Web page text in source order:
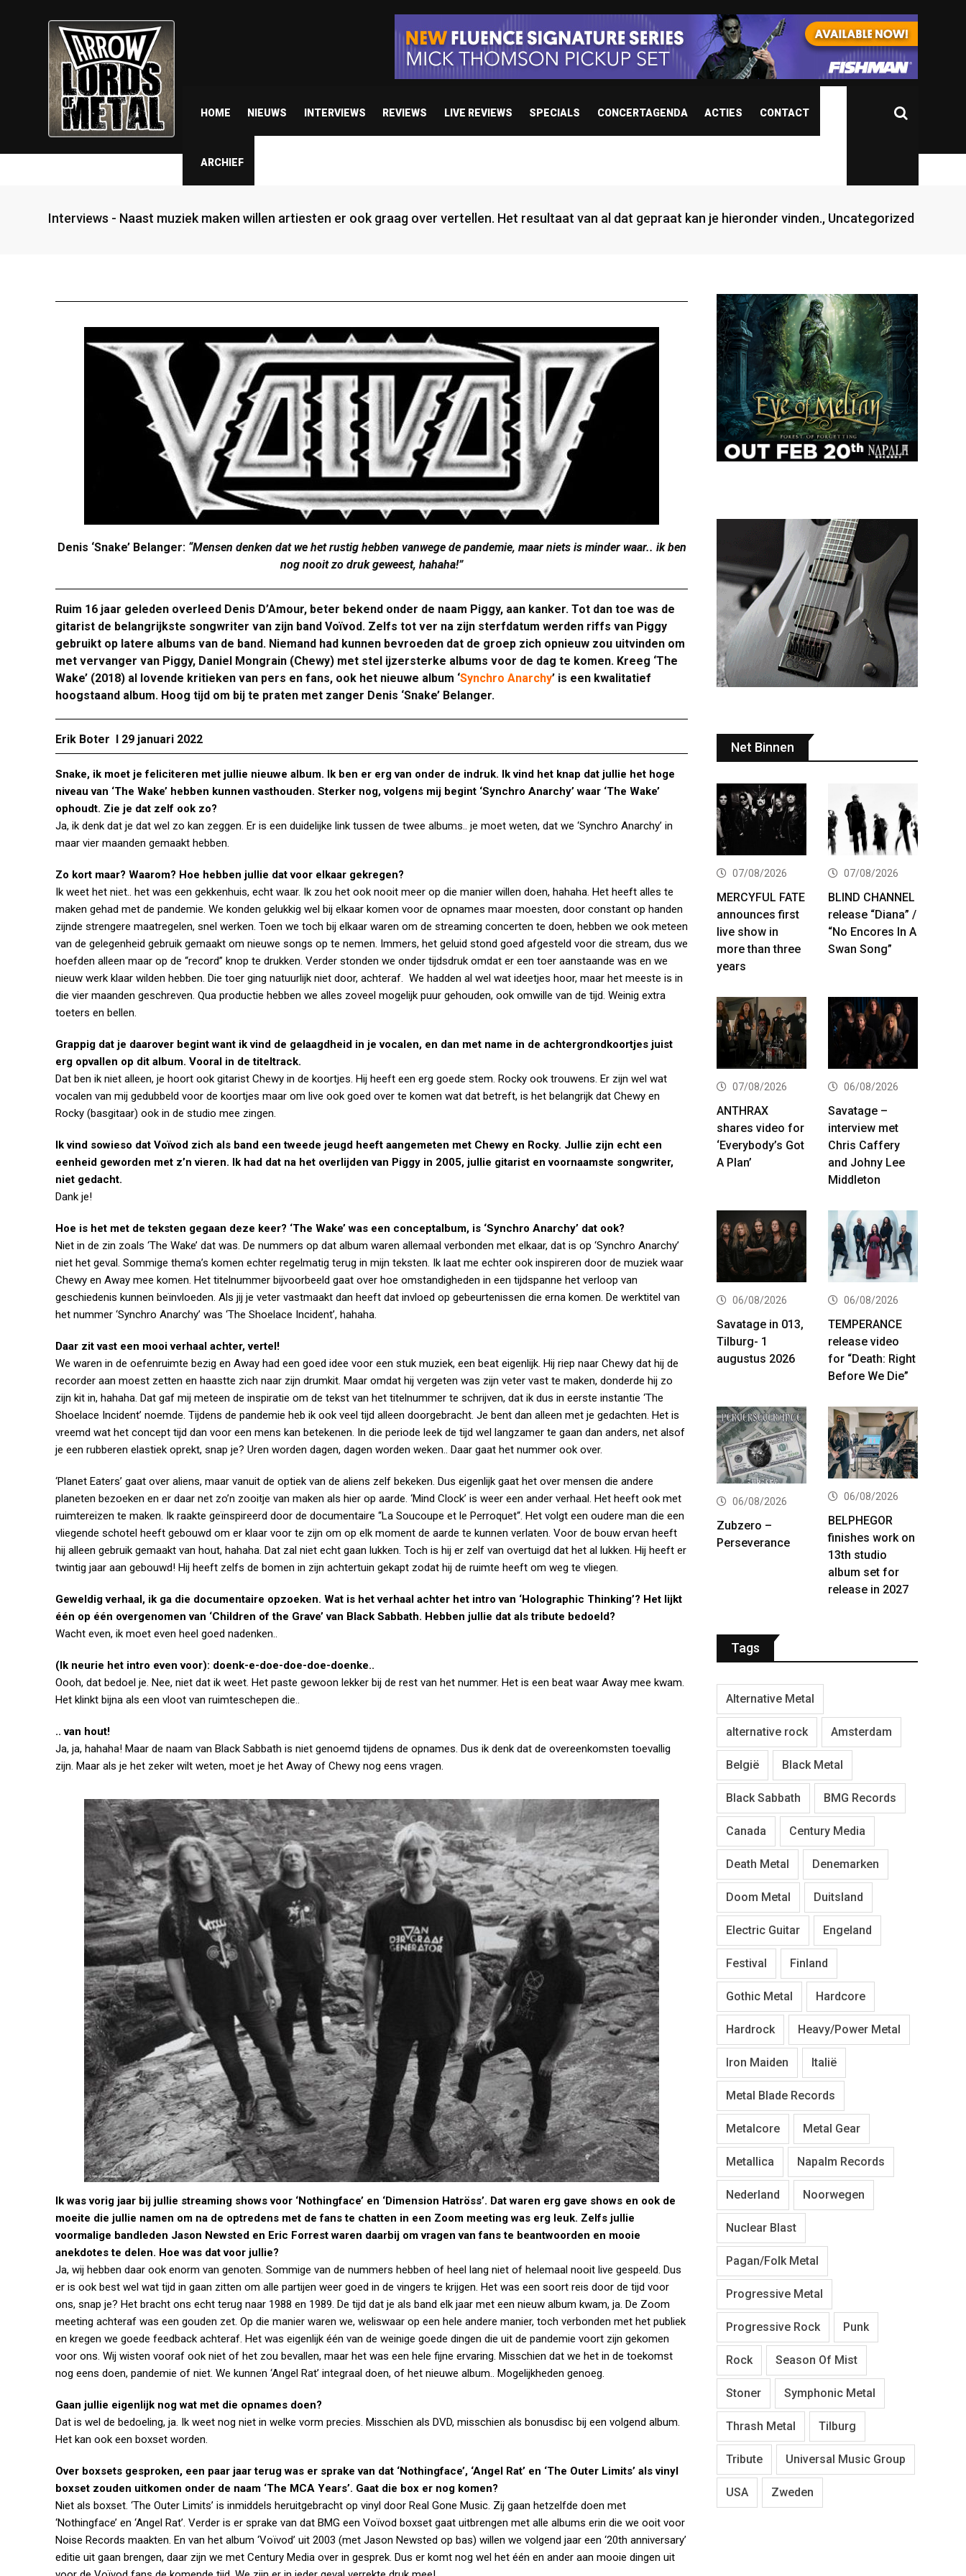
HOME NIEUWS INTERVIEWS REVIEWS LIVE REVIEWS SPECIALS CONCERTAGENDA ACTIES CONTACT
ARCHIEF
Interviews - Naast muziek maken willen artiesten er ook graag over vertellen. Het resultaat van al dat gepraat kan je hieronder vinden., Uncategorized
Denis ‘Snake’ Belanger:“Mensen denken dat we het rustig hebben vanwege de pandemie, maar niets is minder waar.. ik ben
nog nooit zo druk geweest, hahaha!”
Ruim 16 jaar geleden overleed Denis D’Amour, beter bekend onder de naam Piggy, aan kanker. Tot dan toe was de
gitarist de belangrijkste songwriter van zijn band Voïvod. Zelfs tot ver na zijn sterfdatum werden riffs van Piggy
gebruikt op latere albums van de band. Niemand had kunnen bevroeden dat de groep zich opnieuw zou uitvinden om
met vervanger van Piggy, Daniel Mongrain (Chewy) met stel ijzersterke albums voor de dag te komen. Kreeg ‘The
Wake’ (2018) al lovende kritieken van pers en fans, ook het nieuwe album ‘Synchro Anarchy’ is een kwalitatief
hoogstaand album. Hoog tijd om bij te praten met zanger Denis ‘Snake’ Belanger.
Erik Boter Ι 29 januari 2022
Snake, ik moet je feliciteren met jullie nieuwe album. Ik ben er erg van onder de indruk. Ik vind het knap dat jullie het hoge
niveau van ‘The Wake’ hebben kunnen vasthouden. Sterker nog, volgens mij begint ‘Synchro Anarchy’ waar ‘The Wake’
ophoudt. Zie je dat zelf ook zo?
Ja, ik denk dat je dat wel zo kan zeggen. Er is een duidelijke link tussen de twee albums.. je moet weten, dat we ‘Synchro Anarchy’ in
maar vier maanden gemaakt hebben.
Zo kort maar? Waarom? Hoe hebben jullie dat voor elkaar gekregen?
Ik weet het niet.. het was een gekkenhuis, echt waar. Ik zou het ook nooit meer op die manier willen doen, hahaha. Het heeft alles te
maken gehad met de pandemie. We konden gelukkig wel bij elkaar komen voor de opnames maar moesten, door constant op handen
zijnde strengere maatregelen, snel werken. Toen we toch bij elkaar waren om de streaming concerten te doen, hebben we ook meteen
van de gelegenheid gebruik gemaakt om nieuwe songs op te nemen. Immers, het geluid stond goed afgesteld voor die stream, dus we
hoefden alleen maar op de “record” knop te drukken. Verder stonden we onder tijdsdruk omdat er een toer aanstaande was en we
nieuw werk klaar wilden hebben. Die toer ging natuurlijk niet door, achteraf. We hadden al wel wat ideetjes hoor, maar het meeste is in
die vier maanden geschreven. Qua productie hebben we alles zoveel mogelijk puur gehouden, ook omwille van de tijd. Weinig extra
toeters en bellen.
Grappig dat je daarover begint want ik vind de gelaagdheid in je vocalen, en dan met name in de achtergrondkoortjes juist
erg opvallen op dit album. Vooral in de titeltrack.
Dat ben ik niet alleen, je hoort ook gitarist Chewy in de koortjes. Hij heeft een erg goede stem. Rocky ook trouwens. Er zijn wel wat
vocalen van mij gedubbeld voor de koortjes maar om live ook goed over te komen wat dat betreft, is het belangrijk dat Chewy en
Rocky (basgitaar) ook in de studio mee zingen.
Ik vind sowieso dat Voïvod zich als band een tweede jeugd heeft aangemeten met Chewy en Rocky. Jullie zijn echt een
eenheid geworden met z’n vieren. Ik had dat na het overlijden van Piggy in 2005, jullie gitarist en voornaamste songwriter,
niet gedacht.
Dank je!
Hoe is het met de teksten gegaan deze keer? ‘The Wake’ was een conceptalbum, is ‘Synchro Anarchy’ dat ook?
Niet in de zin zoals ‘The Wake’ dat was. De nummers op dat album waren allemaal verbonden met elkaar, dat is op ‘Synchro Anarchy’
niet het geval. Sommige thema’s komen echter regelmatig terug in mijn teksten. Ik laat me echter ook inspireren door de muziek waar
Chewy en Away mee komen. Het titelnummer bijvoorbeeld gaat over hoe omstandigheden in een tijdspanne het verloop van
geschiedenis kunnen beïnvloeden. Als jij je veter vastmaakt dan heeft dat invloed op gebeurtenissen die erna komen. De werktitel van
het nummer ‘Synchro Anarchy’ was ‘The Shoelace Incident’, hahaha.
Daar zit vast een mooi verhaal achter, vertel!
We waren in de oefenruimte bezig en Away had een goed idee voor een stuk muziek, een beat eigenlijk. Hij riep naar Chewy dat hij de
recorder aan moest zetten en haastte zich naar zijn drumkit. Maar omdat hij vergeten was zijn veter vast te maken, donderde hij zo
zijn kit in, hahaha. Dat gaf mij meteen de inspiratie om de tekst van het titelnummer te schrijven, dat ik dus in eerste instantie ‘The
Shoelace Incident’ noemde. Tijdens de pandemie heb ik ook veel tijd alleen doorgebracht. Je bent dan alleen met je gedachten. Het is
vreemd wat het concept tijd dan voor een mens kan betekenen. In die periode leek de tijd wel langzamer te gaan dan anders, net alsof
je een rubberen elastiek oprekt, snap je? Uren worden dagen, dagen worden weken.. Daar gaat het nummer ook over.
‘Planet Eaters’ gaat over aliens, maar vanuit de optiek van de aliens zelf bekeken. Dus eigenlijk gaat het over mensen die andere
planeten bezoeken en er daar net zo’n zooitje van maken als hier op aarde. ‘Mind Clock’ is weer een ander verhaal. Het heeft ook met
ruimtereizen te maken. Ik raakte geïnspireerd door de documentaire “La Soucoupe et le Perroquet“. Het volgt een oudere man die een
vliegende schotel heeft gebouwd om er klaar voor te zijn om op elk moment de aarde te kunnen verlaten. Voor de bouw ervan heeft
hij alleen gebruik gemaakt van hout, hahaha. Dat zal niet echt gaan lukken. Toch is hij er zelf van overtuigd dat het al lukken. Hij heeft er
twintig jaar aan gebouwd! Hij heeft zelfs de bomen in zijn achtertuin gekapt zodat hij de ruimte heeft om weg te vliegen.
Geweldig verhaal, ik ga die documentaire opzoeken. Wat is het verhaal achter het intro van ‘Holographic Thinking’? Het lijkt
één op één overgenomen van ‘Children of the Grave’ van Black Sabbath. Hebben jullie dat als tribute bedoeld?
Wacht even, ik moet even heel goed nadenken..
(Ik neurie het intro even voor): doenk-e-doe-doe-doe-doenke..
Oooh, dat bedoel je. Nee, niet dat ik weet. Het paste gewoon lekker bij de rest van het nummer. Het is een beat waar Away mee kwam.
Het klinkt bijna als een vloot van ruimteschepen die..
.. van hout!
Ja, ja, hahaha! Maar de naam van Black Sabbath is niet genoemd tijdens de opnames. Dus ik denk dat de overeenkomsten toevallig
zijn. Maar als je het zeker wilt weten, moet je het Away of Chewy nog eens vragen.
Ik was vorig jaar bij jullie streaming shows voor ‘Nothingface’ en ‘Dimension Hatröss’. Dat waren erg gave shows en ook de
moeite die jullie namen om na de optredens met de fans te chatten in een Zoom meeting was erg leuk. Zelfs jullie
voormalige bandleden Jason Newsted en Eric Forrest waren daarbij om vragen van fans te beantwoorden en mooie
anekdotes te delen. Hoe was dat voor jullie?
Ja, wij hebben daar ook enorm van genoten. Sommige van de nummers hebben of heel lang niet of helemaal nooit live gespeeld. Dus
er is ook best wel wat tijd in gaan zitten om alle partijen weer goed in de vingers te krijgen. Het was een soort reis door de tijd voor
ons, snap je? Het bracht ons echt terug naar 1988 en 1989. De tijd dat je als band elk jaar met een nieuw album kwam, ja. De Zoom
meeting achteraf was een gouden zet. Op die manier waren we, weliswaar op een hele andere manier, toch verbonden met het publiek
en kregen we goede feedback achteraf. Het was eigenlijk één van de weinige goede dingen die uit de pandemie voort zijn gekomen
voor ons. Wij wisten vooraf ook niet of het zou bevallen, maar het was een hele fijne ervaring. Misschien dat we het in de toekomst
nog eens doen, pandemie of niet. We kunnen ‘Angel Rat’ integraal doen, of het nieuwe album.. Mogelijkheden genoeg.
Gaan jullie eigenlijk nog wat met die opnames doen?
Dat is wel de bedoeling, ja. Ik weet nog niet in welke vorm precies. Misschien als DVD, misschien als bonusdisc bij een volgend album.
Het kan ook een boxset worden.
Over boxsets gesproken, een paar jaar terug was er sprake van dat ‘Nothingface’, ‘Angel Rat’ en ‘The Outer Limits’ als vinyl
boxset zouden uitkomen onder de naam ‘The MCA Years’. Gaat die box er nog komen?
Niet als boxset. ‘The Outer Limits’ is inmiddels heruitgebracht op vinyl door Real Gone Music. Zij gaan hetzelfde doen met
‘Nothingface’ en ‘Angel Rat’. Verder is er sprake van dat BMG een Voïvod boxset gaat uitbrengen met alle albums erin die we ooit voor
Noise Records maakten. En van het album ‘Voïvod’ uit 2003 (met Jason Newsted op bas) willen we volgend jaar een ‘20th anniversary’
editie uit gaan brengen, daar zijn we met Century Media over in gesprek. Dus er komt nog wel het één en ander aan mooie dingen uit
Net Binnen
07/08/2026
MERCYFUL FATE
announces first
live show in
more than three
years
07/08/2026
BLIND CHANNEL
release “Diana” /
“No Encores In A
Swan Song”
07/08/2026
ANTHRAX
shares video for
‘Everybody’s Got
A Plan’
06/08/2026
Savatage –
interview met
Chris Caffery
and Johny Lee
Middleton
06/08/2026
Savatage in 013,
Tilburg- 1
augustus 2026
06/08/2026
TEMPERANCE
release video
for “Death: Right
Before We Die”
06/08/2026
Zubzero –
Perseverance
06/08/2026
BELPHEGOR
finishes work on
13th studio
album set for
release in 2027
Tags
Alternative Metal
alternative rock Amsterdam
België Black Metal
Black Sabbath BMG Records
Canada Century Media
Death Metal Denemarken
Doom Metal Duitsland
Electric Guitar Engeland
Festival Finland
Gothic Metal Hardcore
Hardrock Heavy/Power Metal
Iron Maiden Italië
Metal Blade Records
Metalcore Metal Gear
Metallica Napalm Records
Nederland Noorwegen
Nuclear Blast
Pagan/Folk Metal
Progressive Metal
Progressive Rock Punk
Rock Season Of Mist
Stoner Symphonic Metal
Thrash Metal Tilburg
Tribute Universal Music Group
USA Zweden